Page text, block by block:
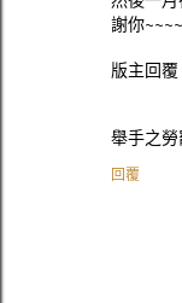
謝你
版主回
舉手之
回覆